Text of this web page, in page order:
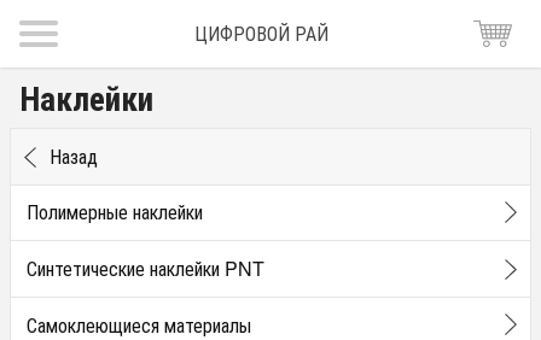
ЦИФРОВОЙ РАЙ
Наклейки
Назад
Полимерные наклейки
Синтетические наклейки PNT
Самоклеющиеся материалы